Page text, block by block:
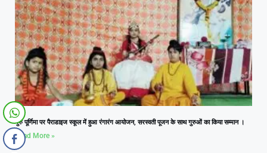
गुरु पूर्णिमा पर पैराडाइज स्कूल में हुआ रंगारंग आयोजन, सरस्वती पूजन के साथ गुरुओं का किया सम्मान ।
Read More »